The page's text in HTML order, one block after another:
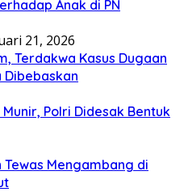
Anak di PN
21, 2026
Terdakwa Kasus Dugaan
Dibebaskan
Munir, Polri Didesak Bentuk
Tewas Mengambang di